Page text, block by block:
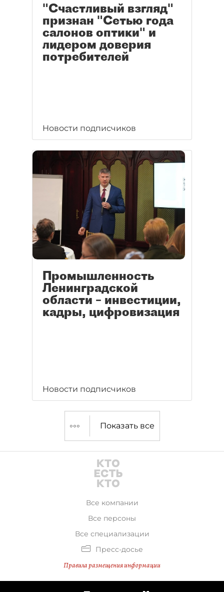
"Счастливый взгляд"
признан "Сетью года
салонов оптики" и
лидером доверия
потребителей
Новости подписчиков
Промышленность
Ленинградской
области – инвестиции,
кадры, цифровизация
Новости подписчиков
Показать все
Все компании
Все персоны
Все специализации
Пресс-досье
Правила размещения информации